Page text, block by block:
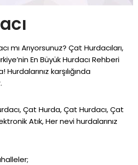
mı Arıyorsunuz? Çat Hurdacıları,
En Büyük Hurdacı Rehberi
Hurdalarınız karşılığında
Çat Hurda, Çat Hurdacı, Çat
Atık, Her nevi hurdalarınız